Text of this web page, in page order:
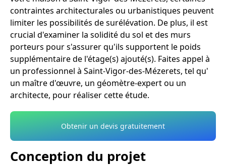
contraintes architecturales ou urbanistiques peuvent
limiter les possibilités de surélévation. De plus, il est
crucial d'examiner la solidité du sol et des murs
porteurs pour s'assurer qu'ils supportent le poids
supplémentaire de l'étage(s) ajouté(s). Faites appel à
un professionnel à Saint-Vigor-des-Mézerets, tel qu'
un maître d'œuvre, un géomètre-expert ou un
architecte, pour réaliser cette étude.
Obtenir un devis gratuitement
Conception du projet